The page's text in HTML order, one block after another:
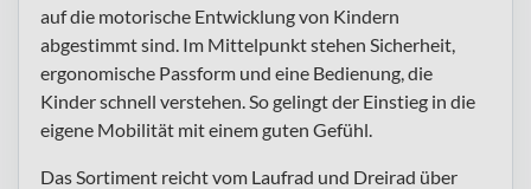
auf die motorische Entwicklung von Kindern
abgestimmt sind. Im Mittelpunkt stehen Sicherheit,
ergonomische Passform und eine Bedienung, die
Kinder schnell verstehen. So gelingt der Einstieg in die
eigene Mobilität mit einem guten Gefühl.
Das Sortiment reicht vom Laufrad und Dreirad über